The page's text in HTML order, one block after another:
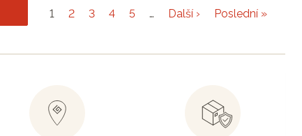
1 2 3 4 5 … Další › Poslední »